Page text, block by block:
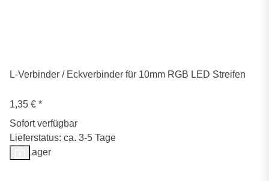
L-Verbinder / Eckverbinder für 10mm RGB LED Streifen
1,35 € *
Sofort verfügbar
Lieferstatus: ca. 3-5 Tage
Auf Lager